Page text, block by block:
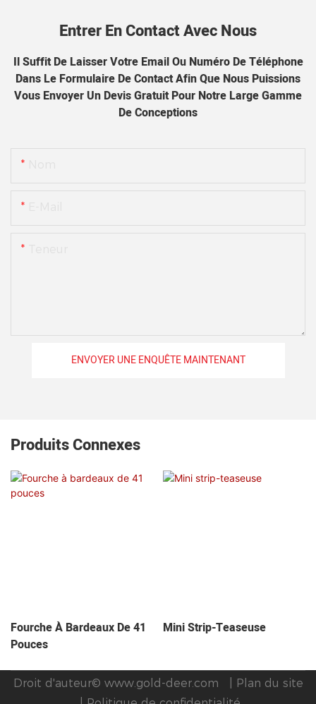
Entrer En Contact Avec Nous
Il Suffit De Laisser Votre Email Ou Numéro De Téléphone
Dans Le Formulaire De Contact Afin Que Nous Puissions
Vous Envoyer Un Devis Gratuit Pour Notre Large Gamme
De Conceptions
ENVOYER UNE ENQUÊTE MAINTENANT
Produits Connexes
Fourche À Bardeaux De 41
Pouces
Mini Strip-Teaseuse
Droit d'auteur© www.gold-deer.com
Plan du site